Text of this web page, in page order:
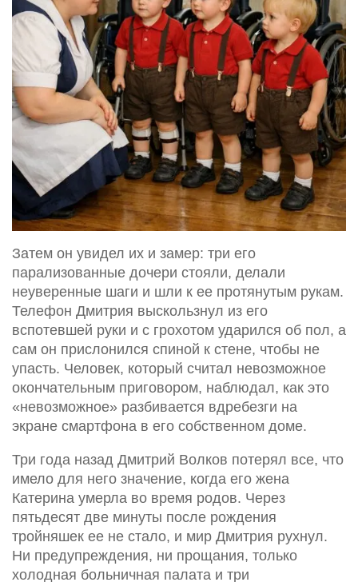
Затем он увидел их и замер: три его
парализованные дочери стояли, делали
неуверенные шаги и шли к ее протянутым рукам.
Телефон Дмитрия выскользнул из его
вспотевшей руки и с грохотом ударился об пол, а
сам он прислонился спиной к стене, чтобы не
упасть. Человек, который считал невозможное
окончательным приговором, наблюдал, как это
«невозможное» разбивается вдребезги на
экране смартфона в его собственном доме.
Три года назад Дмитрий Волков потерял все, что
имело для него значение, когда его жена
Катерина умерла во время родов. Через
пятьдесят две минуты после рождения
тройняшек ее не стало, и мир Дмитрия рухнул.
Ни предупреждения, ни прощания, только
холодная больничная палата и три